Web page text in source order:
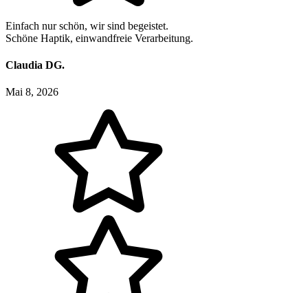
Einfach nur schön, wir sind begeistet.
Schöne Haptik, einwandfreie Verarbeitung.
Claudia DG.
Mai 8, 2026